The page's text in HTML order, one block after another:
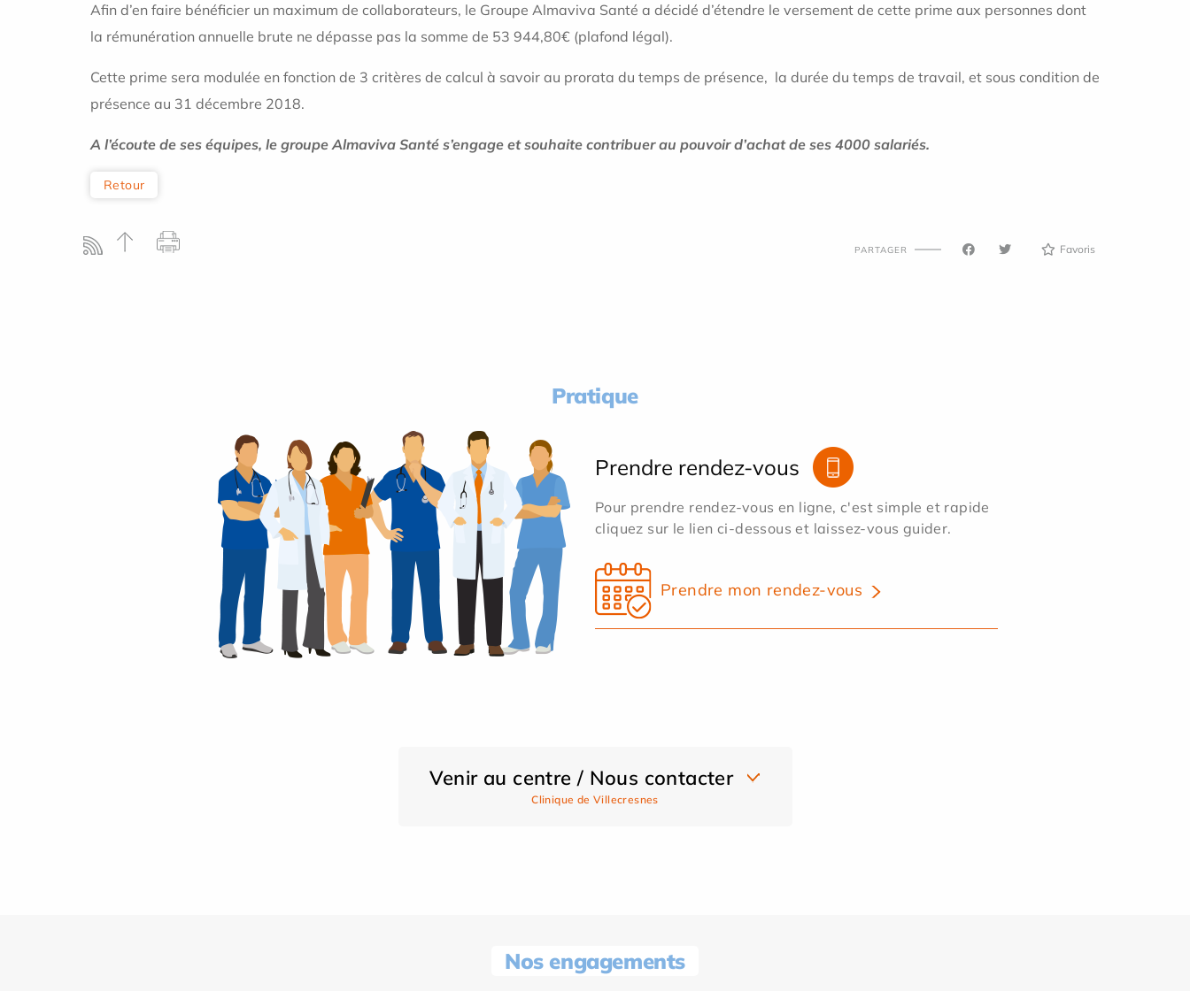
Afin d’en faire bénéficier un maximum de collaborateurs, le Groupe Almaviva Santé a décidé d’étendre le versement de cette prime aux personnes dont
la rémunération annuelle brute ne dépasse pas la somme de 53 944,80€ (plafond légal).
Cette prime sera modulée en fonction de 3 critères de calcul à savoir au prorata du temps de présence, la durée du temps de travail, et sous condition de
présence au 31 décembre 2018.
A l’écoute de ses équipes, le groupe Almaviva Santé s’engage et souhaite contribuer au pouvoir d’achat de ses 4000 salariés.
Retour
PARTAGER Favoris
Pratique
Prendre rendez-vous
Pour prendre rendez-vous en ligne, c'est simple et rapide
cliquez sur le lien ci-dessous et laissez-vous guider.
Prendre mon rendez-vous
Venir au centre / Nous contacter
Clinique de Villecresnes
Nos engagements